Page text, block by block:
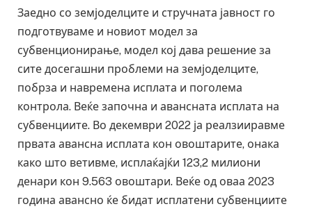
Заедно со земјоделците и стручната јавност го
подготвуваме и новиот модел за
субвенционирање, модел кој дава решение за
сите досегашни проблеми на земјоделците,
побрза и навремена исплата и поголема
контрола. Веќе започна и авансната исплата на
субвенциите. Во декември 2022 ја реалзииравме
првата авансна исплата кон овоштарите, онака
како што ветивме, исплаќајќи 123,2 милиони
денари кон 9.563 овоштари. Веќе од оваа 2023
година авансно ќе бидат исплатени субвенциите